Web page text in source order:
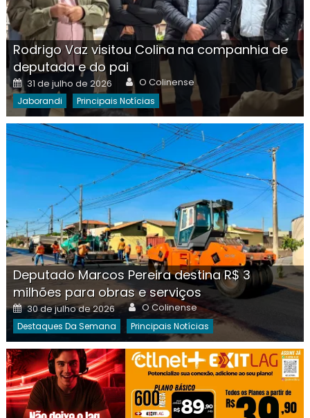
Rodrigo Vaz visitou Colina na companhia de
deputada e do pai
Posted
on
31 de julho de 2026 Author
O Colinense
Jaborandi Principais Notícias
Deputado Marcos Pereira destina R$ 3
milhões para obras e serviços
Posted
on
30 de julho de 2026 Author
O Colinense
Destaques Da Semana Principais Notícias